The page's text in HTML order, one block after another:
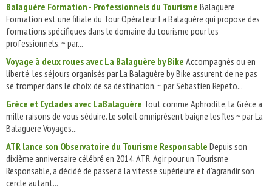
Balaguère Formation - Professionnels du Tourisme Balaguère
Formation est une filiale du Tour Opérateur La Balaguère qui propose des
formations spécifiques dans le domaine du tourisme pour les
professionnels. ~ par...
Voyage à deux roues avec La Balaguère by Bike Accompagnés ou en
liberté, les séjours organisés par La Balaguère by Bike assurent de ne pas
se tromper dans le choix de sa destination. ~ par Sebastien Repeto...
Grèce et Cyclades avec LaBalaguère Tout comme Aphrodite, la Grèce a
mille raisons de vous séduire. Le soleil omniprésent baigne les îles ~ par La
Balaguere Voyages...
ATR lance son Observatoire du Tourisme Responsable Depuis son
dixième anniversaire célébré en 2014, ATR, Agir pour un Tourisme
Responsable, a décidé de passer à la vitesse supérieure et d’agrandir son
cercle autant...